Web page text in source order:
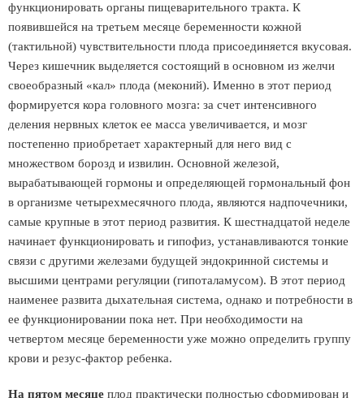
функционировать органы пищеварительного тракта. К
появившейся на третьем месяце беременности кожной
(тактильной) чувствительности плода присоединяется вкусовая.
Через кишечник выделяется состоящий в основном из желчи
своеобразный «кал» плода (меконий). Именно в этот период
формируется кора головного мозга: за счет интенсивного
деления нервных клеток ее масса увеличивается, и мозг
постепенно приобретает характерный для него вид с
множеством борозд и извилин. Основной железой,
вырабатывающей гормоны и определяющей гормональный фон
в организме четырехмесячного плода, являются надпочечники,
самые крупные в этот период развития. К шестнадцатой неделе
начинает функционировать и гипофиз, устанавливаются тонкие
связи с другими железами будущей эндокринной системы и
высшими центрами регуляции (гипоталамусом). В этот период
наименее развита дыхательная система, однако и потребности в
ее функционировании пока нет. При необходимости на
четвертом месяце беременности уже можно определить группу
крови и резус-фактор ребенка.
На пятом месяце плод практически полностью сформирован и